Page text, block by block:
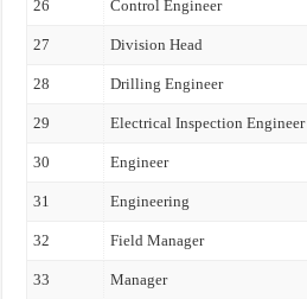
26 Control Engineer
27 Division Head
28 Drilling Engineer
29 Electrical Inspection Engineer
30 Engineer
31 Engineering
32 Field Manager
33 Manager